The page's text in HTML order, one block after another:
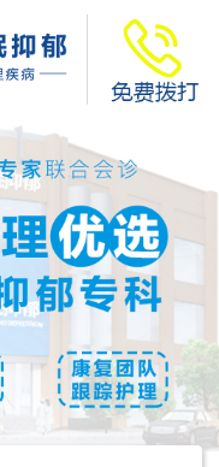
患也是安全隐患”讲座”